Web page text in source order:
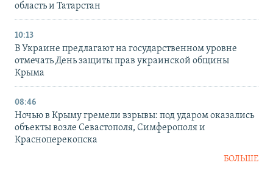
область и Татарстан
10:13
В Украине предлагают на государственном уровне
отмечать День защиты прав украинской общины
Крыма
08:46
Ночью в Крыму гремели взрывы: под ударом оказались
объекты возле Севастополя, Симферополя и
Красноперекопска
БОЛЬШЕ